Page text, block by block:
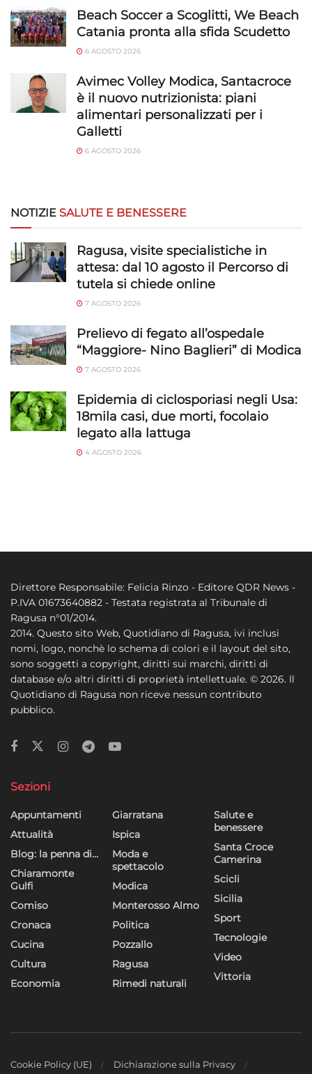
Beach Soccer a Scoglitti, We Beach
Catania pronta alla sfida Scudetto
6 AGOSTO 2026
Avimec Volley Modica, Santacroce
è il nuovo nutrizionista: piani
alimentari personalizzati per i
Galletti
6 AGOSTO 2026
NOTIZIE SALUTE E BENESSERE
Ragusa, visite specialistiche in
attesa: dal 10 agosto il Percorso di
tutela si chiede online
7 AGOSTO 2026
Prelievo di fegato all’ospedale
“Maggiore- Nino Baglieri” di Modica
7 AGOSTO 2026
Epidemia di ciclosporiasi negli Usa:
18mila casi, due morti, focolaio
legato alla lattuga
4 AGOSTO 2026
Direttore Responsabile: Felicia Rinzo - Editore QDR News -
P.IVA 01673640882 - Testata registrata al Tribunale di
Ragusa n°01/2014.
2014. Questo sito Web, Quotidiano di Ragusa, ivi inclusi
nomi, logo, nonchè lo schema di colori e il layout del sito,
sono soggetti a copyright, diritti sui marchi, diritti di
database e/o altri diritti di proprietà intellettuale. © 2026. Il
Quotidiano di Ragusa non riceve nessun contributo
pubblico.
Sezioni
Appuntamenti
Attualità
Blog: la penna di…
Chiaramonte
Gulfi
Comiso
Cronaca
Cucina
Cultura
Economia
Giarratana
Ispica
Moda e
spettacolo
Modica
Monterosso Almo
Politica
Pozzallo
Ragusa
Rimedi naturali
Salute e
benessere
Santa Croce
Camerina
Scicli
Sicilia
Sport
Tecnologie
Video
Vittoria
Cookie Policy (UE)
Dichiarazione sulla Privacy